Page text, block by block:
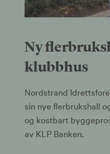
Ny
klubbhus
Nordstrand
sin nye flerbrukshall
og kostbart
av KLP Banken.